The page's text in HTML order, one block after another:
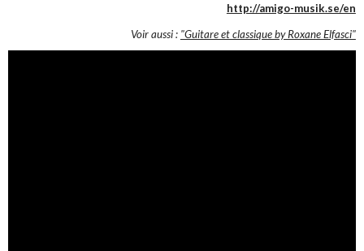
http://amigo-musik.se/en
Voir aussi : "Guitare et classique by Roxane Elfasci"